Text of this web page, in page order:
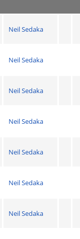
Neil Sedaka
Neil Sedaka
Neil Sedaka
Neil Sedaka
Neil Sedaka
Neil Sedaka
Neil Sedaka